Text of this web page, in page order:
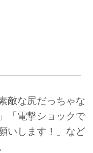
敵な尻だっちゃな
「電撃ショックで
いします！」など